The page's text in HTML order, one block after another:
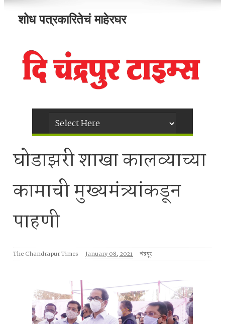
शोध पत्रकारितेचं माहेरघर
घोडाझरी शाखा कालव्याच्या
कामाची मुख्यमंत्र्यांकडून
पाहणी
The Chandrapur Times January 08, 2021 चंद्रपूर